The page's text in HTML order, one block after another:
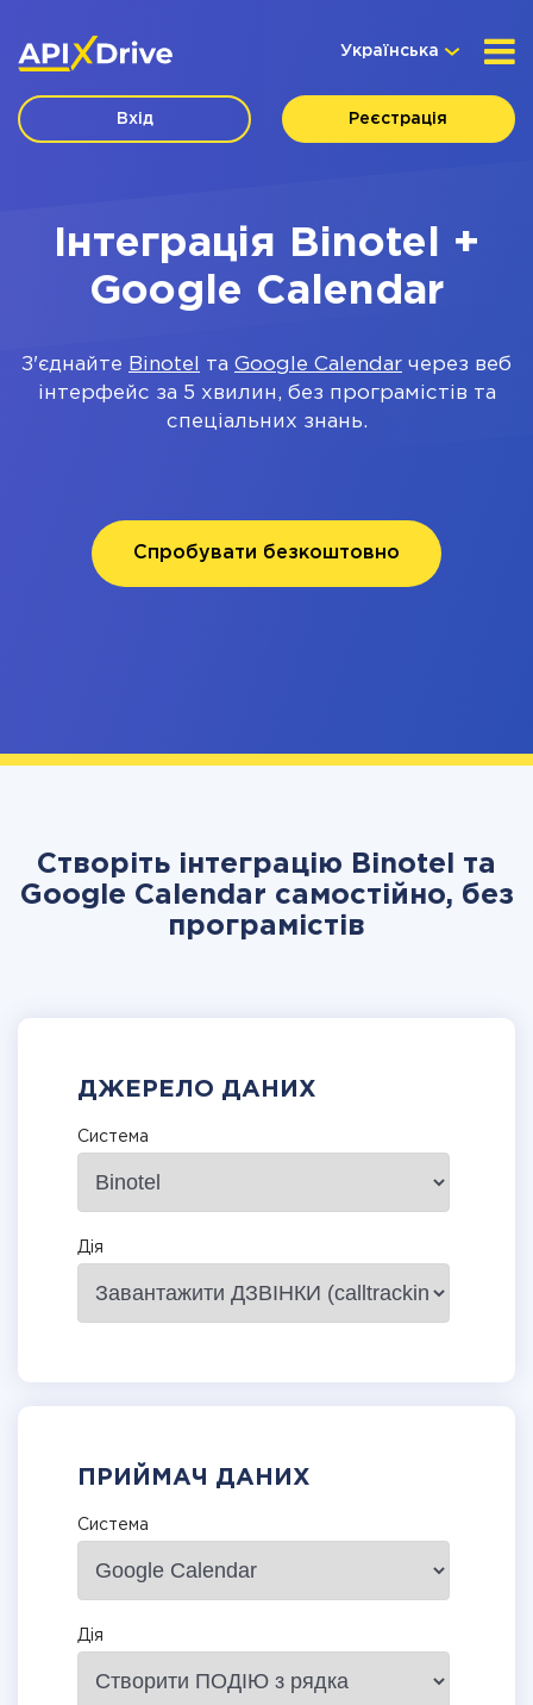
Українська
Вхід Реєстрація
Інтеграція Binotel +
Google Calendar
З'єднайте Binotel та Google Calendar через веб
інтерфейс за 5 хвилин, без програмістів та
спеціальних знань.
Спробувати безкоштовно
Створіть інтеграцію Binotel та
Google Calendar самостійно, без
програмістів
ДЖЕРЕЛО ДАНИХ
Система
Дія
ПРИЙМАЧ ДАНИХ
Система
Дія